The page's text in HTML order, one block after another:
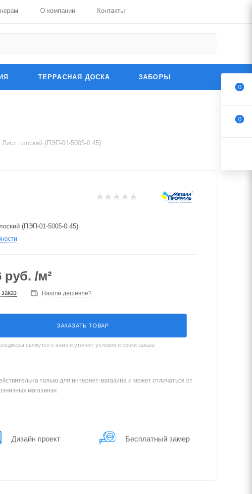
О компании Контакты
ТЕРРАСНАЯ ДОСКА ЗАБОРЫ
Лист плоский (ПЭП-01-5005-0.45)
(ПЭП-01-5005-0.45)
руб. /м²
Нашли дешевле?
ЗАКАЗАТЬ ТОВАР
свяжутся с вами и уточнят условия и сроки заказа
только для интернет-магазина и может отличаться от
магазинах
Дизайн проект Бес­плат­ный замер
0
0